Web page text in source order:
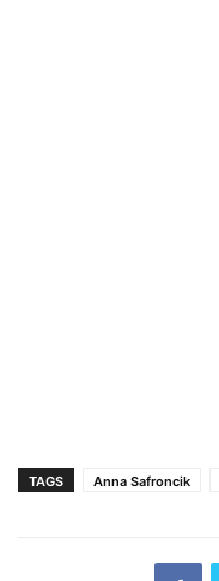
TAGS Anna Safroncik